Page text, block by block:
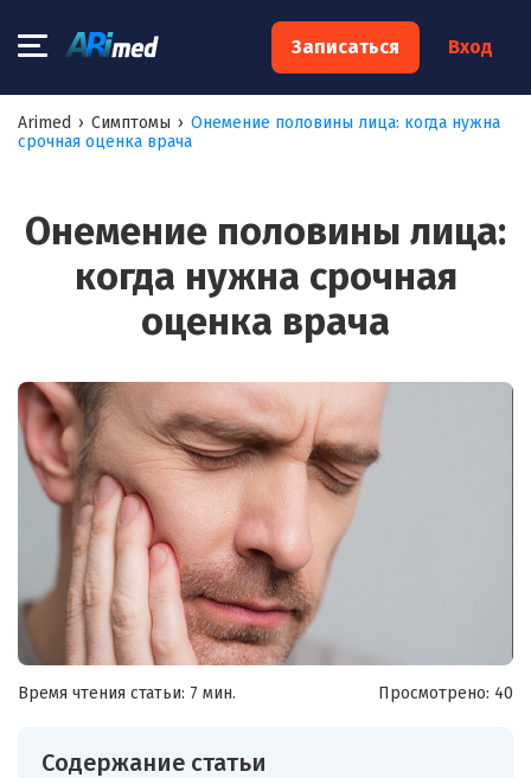
Записаться Вход
Arimed › Симптомы › Онемение половины лица: когда нужна
срочная оценка врача
Онемение половины лица:
когда нужна срочная
оценка врача
Время чтения статьи: 7 мин. Просмотрено: 40
Содержание статьи
×
Запишитесь на консультацию к
Ваш телефон:*
Я согласен наобработку моих персональных данных